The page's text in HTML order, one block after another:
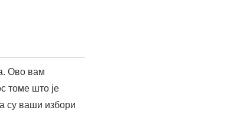
образовне
апликација је